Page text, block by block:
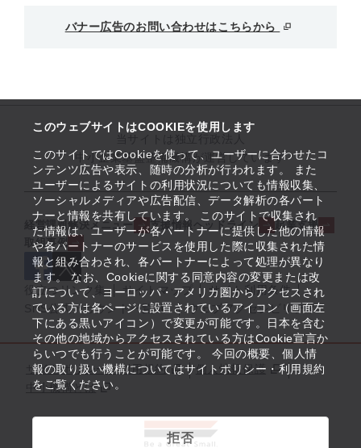
このウェブサイトはCOOKIEを使用します
このサイトではCookieを使って、ユーザーに合わせたコ
ンテンツ広告や表示、随時の分析が行われます。 また
ユーザーによるサイトの利用状況についても情報収集、
ソーシャルメディアや広告配信、データ解析の各パート
ナーと情報を共有しています。 このサイトで収集され
た情報は、ユーザーが各パートナーに提供した他の情報
や各パートナーのサービスを使用した際に収集された情
報と組み合わされ、各パートナーによって処理が異なり
ます。 なお、Cookieに関する同意内容の変更または改
訂について、ヨーロッパ・アメリカ圏からアクセスされ
ている方は各ページに設置されているアイコン（画面左
下にある黒いアイコン）で変更が可能です。日本を含む
その他の地域からアクセスされている方はCookie宣言か
らいつでも行うことが可能です。 今回の概要、個人情
報の取り扱い機構についてはサイトポリシー・利用規約
をご覧ください。
拒否
バナー広告のお問い合わせはこちらから
中小企業基盤整備機構が運営しています
経営課題解決メニュー 支援情報ヘッドライン
起業支援
取組事例
役立つリンク集 サイトマップ
サイト利用条件
SNS公式アカウント一覧
ウェブアクセシビリティ
サイトポリシー・利用規約
個人情報保護
中小機構とは